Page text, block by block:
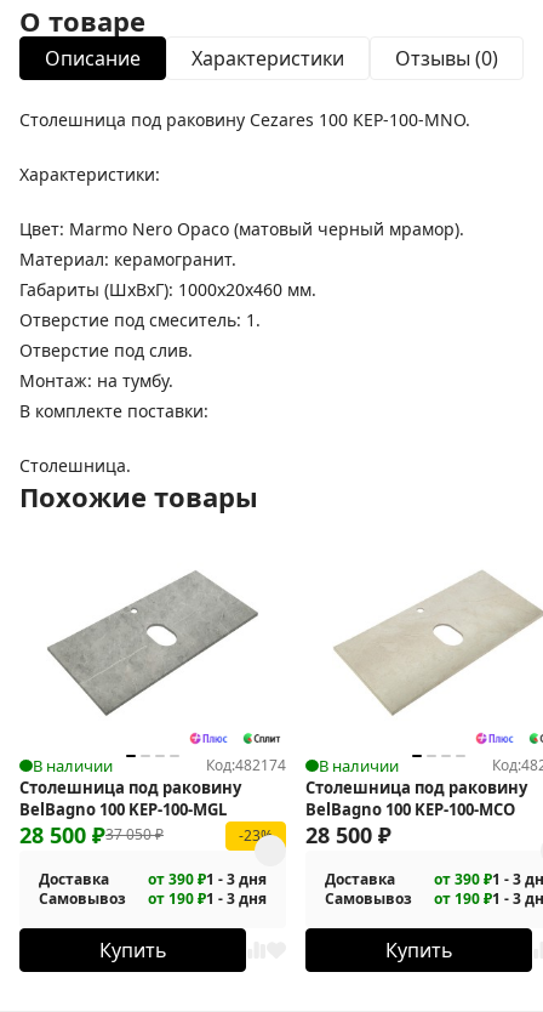
О товаре
Описание Характеристики Отзывы (0)
Столешница под раковину Cezares 100 KEP-100-MNO.
Характеристики:
Цвет: Marmo Nero Opaco (матовый черный мрамор).
Материал: керамогранит.
Габариты (ШхВхГ): 1000х20х460 мм.
Отверстие под смеситель: 1.
Отверстие под слив.
Монтаж: на тумбу.
В комплекте поставки:
Столешница.
Похожие товары
В наличии Код:482174
Столешница под раковину
BelBagno 100 KEP-100-MGL
37 050₽
28 500 ₽ -23%
Доставка от 390 ₽1 - 3 дня
Самовывоз
от 190 ₽1 - 3 дня
Купить
В наличии Код:
Столешница под раковину
BelBagno 100 KEP-100-MCO
28 500 ₽
Доставка от 390 ₽1 - 3
Самовывоз
от 190 ₽1 - 3
Купить